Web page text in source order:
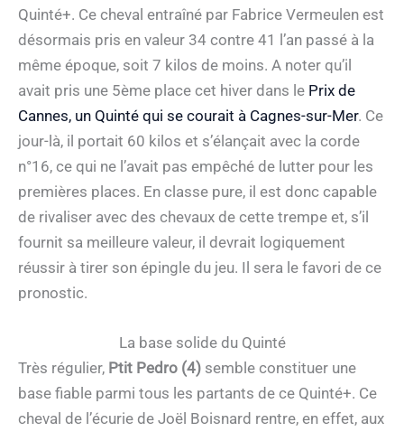
Quinté+. Ce cheval entraîné par Fabrice Vermeulen est
désormais pris en valeur 34 contre 41 l’an passé à la
même époque, soit 7 kilos de moins. A noter qu’il
avait pris une 5ème place cet hiver dans le Prix de
Cannes, un Quinté qui se courait à Cagnes-sur-Mer. Ce
jour-là, il portait 60 kilos et s’élançait avec la corde
n°16, ce qui ne l’avait pas empêché de lutter pour les
premières places. En classe pure, il est donc capable
de rivaliser avec des chevaux de cette trempe et, s’il
fournit sa meilleure valeur, il devrait logiquement
réussir à tirer son épingle du jeu. Il sera le favori de ce
pronostic.
La base solide du Quinté
Très régulier, Ptit Pedro (4) semble constituer une
base fiable parmi tous les partants de ce Quinté+. Ce
cheval de l’écurie de Joël Boisnard rentre, en effet, aux